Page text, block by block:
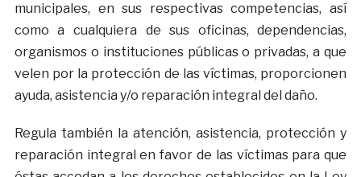
municipales, en sus respectivas competencias, así
como a cualquiera de sus oficinas, dependencias,
organismos o instituciones públicas o privadas, a que
velen por la protección de las víctimas, proporcionen
ayuda, asistencia y/o reparación integral del daño.
Regula también la atención, asistencia, protección y
reparación integral en favor de las víctimas para que